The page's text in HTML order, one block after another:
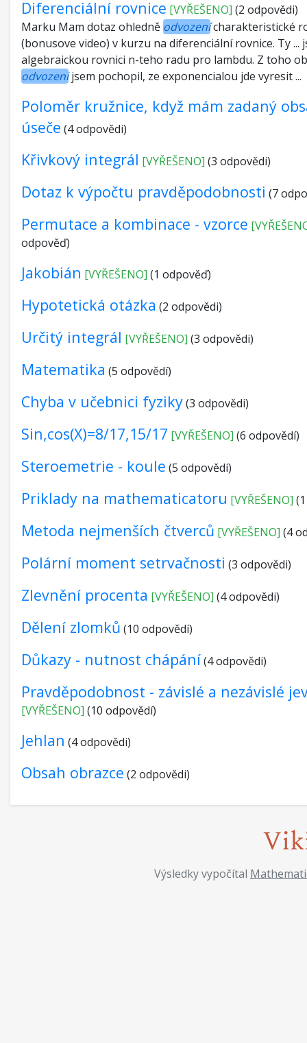
Diferenciální rovnice [VYŘEŠENO] (2 odpovědi)
Marku Mam dotaz ohledněodvozenícharakteristické
(bonusove video) v kurzu na diferenciální rovnice. Ty ...
algebraickou rovnici n-teho radu pro lambdu. Z toho
odvozenijsem pochopil, ze exponencialou jde vyresit ...
Poloměr kružnice, když mám zadaný
úseče (4 odpovědi)
Křivkový integrál [VYŘEŠENO] (3 odpovědi)
Dotaz k výpočtu pravděpodobnosti (7
Permutace a kombinace - vzorce
odpověď)
Jakobián [VYŘEŠENO] (1 odpověď)
Hypotetická otázka (2 odpovědi)
Určitý integrál [VYŘEŠENO] (3 odpovědi)
Matematika (5 odpovědí)
Chyba v učebnici fyziky(3 odpovědi)
Sin,cos(X)=8/17,15/17 [VYŘEŠENO] (6 odpovědí)
Steroemetrie - koule (5 odpovědí)
Priklady na mathematicatoru [VYŘEŠENO]
Metoda nejmenších čtverců [VYŘEŠENO] (4
Polární moment setrvačnosti (3 odpovědi)
Zlevnění procenta [VYŘEŠENO] (4 odpovědi)
Dělení zlomků (10 odpovědí)
Důkazy - nutnost chápání(4 odpovědi)
Pravděpodobnost - závislé a nezávislé
[VYŘEŠENO] (10 odpovědí)
Jehlan (4 odpovědi)
Obsah obrazce (2 odpovědi)
Výsledky vypočítal